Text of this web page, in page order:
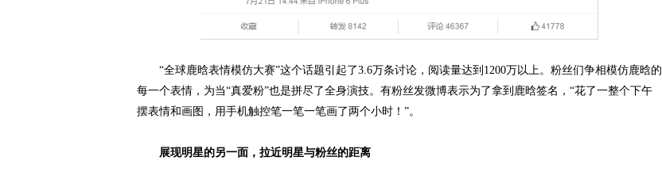
“全球鹿晗表情模仿大赛”这个话题引起了3.6万条讨论，阅读量达到1200万以上。粉丝们争相模仿鹿晗的
每一个表情，为当“真爱粉”也是拼尽了全身演技。有粉丝发微博表示为了拿到鹿晗签名，“花了一整个下午
摆表情和画图，用手机触控笔一笔一笔画了两个小时！”。
展现明星的另一面，拉近明星与粉丝的距离